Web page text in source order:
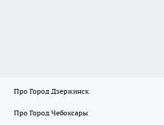
Про Город Дзержинск
Про Город Чебоксары